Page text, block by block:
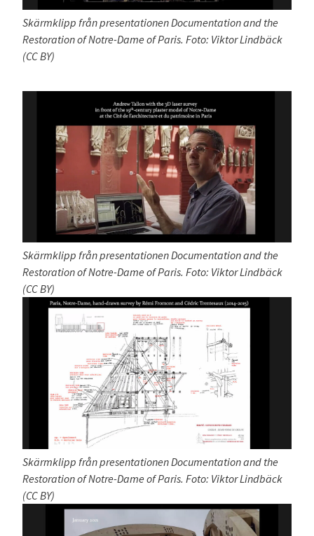
Skärmklipp från presentationen Documentation and the
Restoration of Notre-Dame of Paris. Foto: Viktor Lindbäck
(CC BY)
Skärmklipp från presentationen Documentation and the
Restoration of Notre-Dame of Paris. Foto: Viktor Lindbäck
(CC BY)
Skärmklipp från presentationen Documentation and the
Restoration of Notre-Dame of Paris. Foto: Viktor Lindbäck
(CC BY)